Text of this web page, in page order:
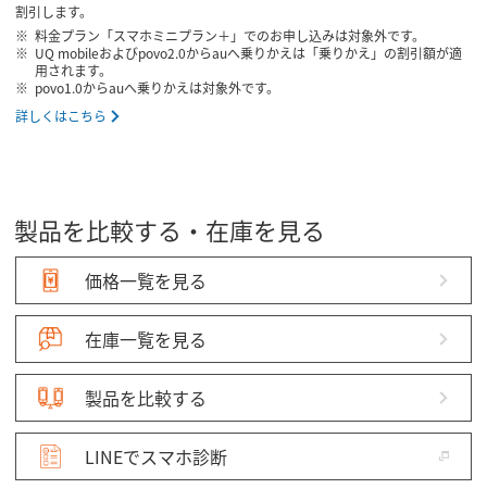
割引します。
料金プラン「スマホミニプラン＋」でのお申し込みは対象外です。
UQ mobileおよびpovo2.0からauへ乗りかえは「乗りかえ」の割引額が適
用されます。
povo1.0からauへ乗りかえは対象外です。
詳しくはこちら
製品を比較する・在庫を見る
価格一覧を見る
在庫一覧を見る
製品を比較する
LINEでスマホ診断